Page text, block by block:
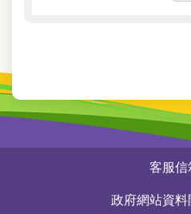
客服信
政府網站資料